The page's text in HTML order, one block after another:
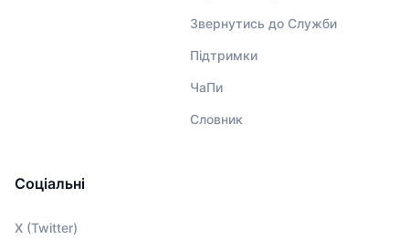
Звернутись до Служби
Підтримки
ЧаПи
Словник
Соціальні
X (Twitter)